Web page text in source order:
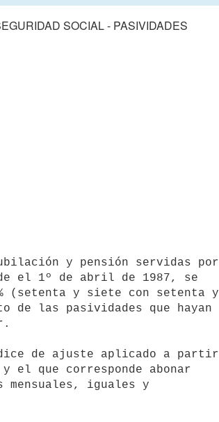
SOCIAL - PASIVIDADES
el 1º de abril de 1987, se
(setenta y siete con setenta y
las pasividades que hayan
que corresponde abonar
mensuales, iguales y